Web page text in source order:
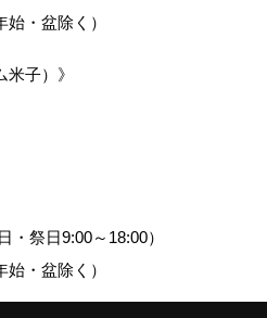
・盆除く）
子）》
・祭日9:00～18:00）
・盆除く）